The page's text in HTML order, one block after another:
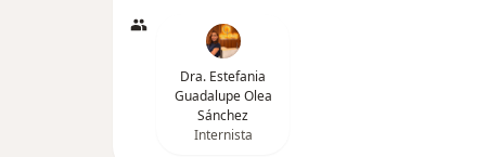
Dra. Estefania
Guadalupe Olea
Sánchez
Internista